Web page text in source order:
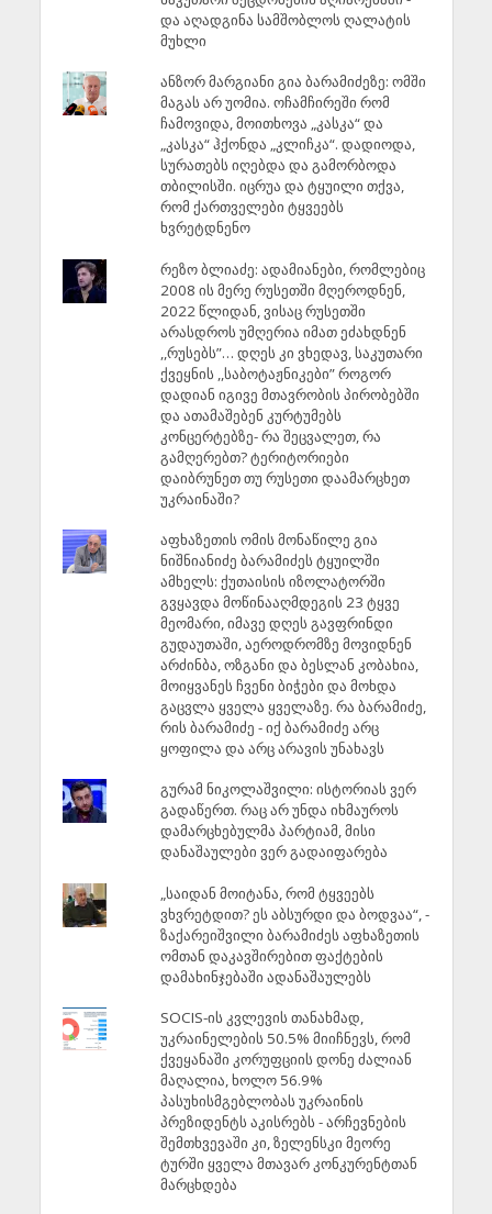
და აღადგინა სამშობლოს ღალატის
მუხლი
ანზორ მარგიანი გია ბარამიძეზე: ომში
მაგას არ უომია. ოჩამჩირეში რომ
ჩამოვიდა, მოითხოვა „კასკა“ და
„კასკა“ ჰქონდა „კლიჩკა“. დადიოდა,
სურათებს იღებდა და გამორბოდა
თბილისში. იცრუა და ტყუილი თქვა,
რომ ქართველები ტყვეებს
ხვრეტდნენო
რეზო ბლიაძე: ადამიანები, რომლებიც
2008 ის მერე რუსეთში მღეროდნენ,
2022 წლიდან, ვისაც რუსეთში
არასდროს უმღერია იმათ ეძახდნენ
,,რუსებს”… დღეს კი ვხედავ, საკუთარი
ქვეყნის ,,საბოტაჟნიკები” როგორ
დადიან იგივე მთავრობის პირობებში
და ათამაშებენ კურტუმებს
კონცერტებზე- რა შეცვალეთ, რა
გამღერებთ? ტერიტორიები
დაიბრუნეთ თუ რუსეთი დაამარცხეთ
უკრაინაში?
აფხაზეთის ომის მონაწილე გია
ნიშნიანიძე ბარამიძეს ტყუილში
ამხელს: ქუთაისის იზოლატორში
გვყავდა მოწინააღმდეგის 23 ტყვე
მეომარი, იმავე დღეს გავფრინდი
გუდაუთაში, აეროდრომზე მოვიდნენ
არძინბა, ოზგანი და ბესლან კობახია,
მოიყვანეს ჩვენი ბიჭები და მოხდა
გაცვლა ყველა ყველაზე. რა ბარამიძე,
რის ბარამიძე - იქ ბარამიძე არც
ყოფილა და არც არავის უნახავს
გურამ ნიკოლაშვილი: ისტორიას ვერ
გადაწერთ. რაც არ უნდა იხმაუროს
დამარცხებულმა პარტიამ, მისი
დანაშაულები ვერ გადაიფარება
„საიდან მოიტანა, რომ ტყვეებს
ვხვრეტდით? ეს აბსურდი და ბოდვაა“, -
ზაქარეიშვილი ბარამიძეს აფხაზეთის
ომთან დაკავშირებით ფაქტების
დამახინჯებაში ადანაშაულებს
SOCIS-ის კვლევის თანახმად,
უკრაინელების 50.5% მიიჩნევს, რომ
ქვეყანაში კორუფციის დონე ძალიან
მაღალია, ხოლო 56.9%
პასუხისმგებლობას უკრაინის
პრეზიდენტს აკისრებს - არჩევნების
შემთხვევაში კი, ზელენსკი მეორე
ტურში ყველა მთავარ კონკურენტთან
მარცხდება